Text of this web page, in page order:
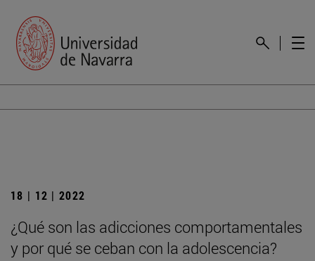
18 | 12 | 2022
¿Qué son las adicciones comportamentales
y por qué se ceban con la adolescencia?